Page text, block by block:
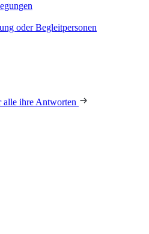
oder Begleitpersonen
alle ihre Antworten